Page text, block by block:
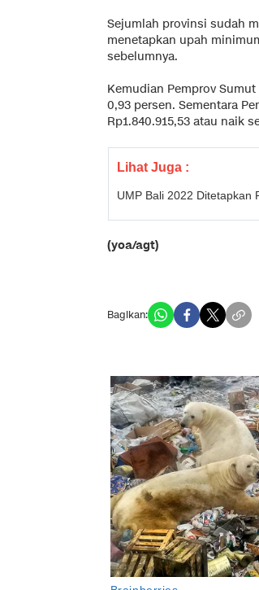
Sejumlah provinsi sudah
menetapkan upah
sebelumnya.
Kemudian Pemprov
0,93 persen. Sementara
Rp1.840.915,53 atau naik
Lihat Juga :
UMP Bali 2022 Ditetapkan
(yoa/agt)
Bagikan: